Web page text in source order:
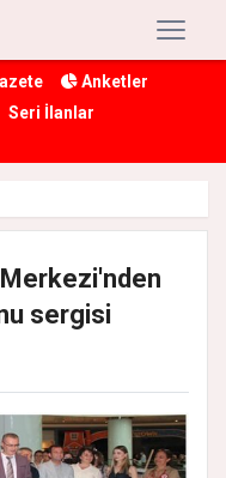
Anketler
Seri İlanlar
sergisi